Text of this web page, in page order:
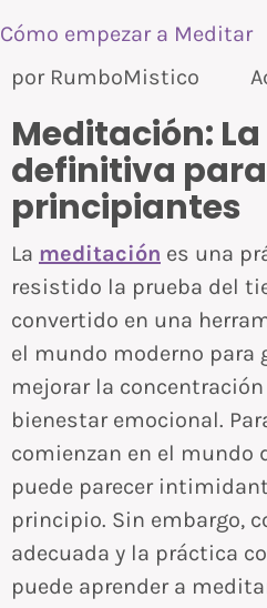
Cómo empezar a Meditar
por RumboMistico
Meditación:
definitiva para
principiantes
La meditación es una
resistido la prueba del
convertido en una
el mundo moderno para
mejorar la
bienestar emocional.
comienzan en el mundo
puede parecer
principio. Sin embargo,
adecuada y la práctica
puede aprender a